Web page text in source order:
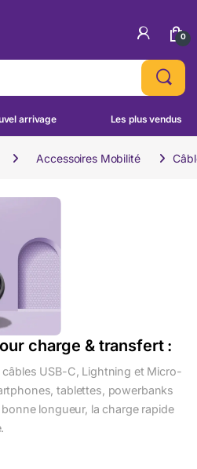
0
arrivage Les plus vendus
Accessoires Mobilité
charge & transfert :
USB-C, Lightning et Micro-
tablettes, powerbanks
longueur, la charge rapide